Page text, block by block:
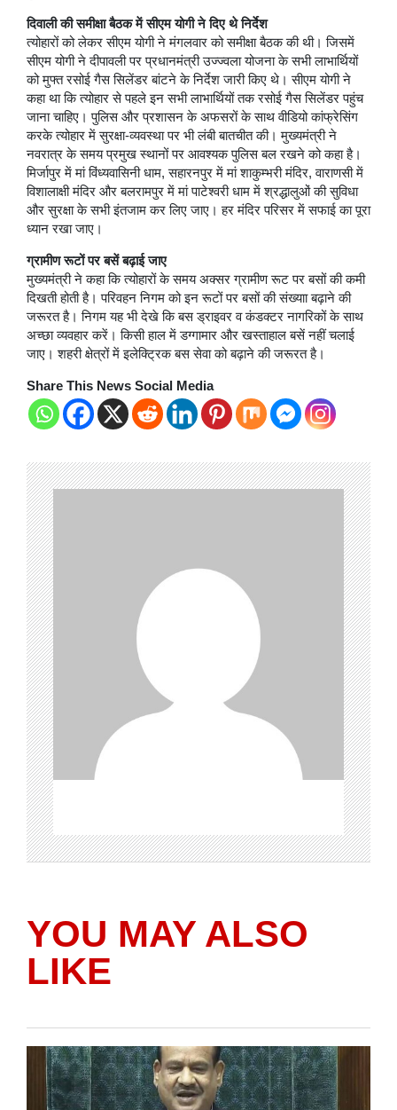
दिवाली की समीक्षा बैठक में सीएम योगी ने दिए थे निर्देश
त्योहारों को लेकर सीएम योगी ने मंगलवार को समीक्षा बैठक की थी। जिसमें
सीएम योगी ने दीपावली पर प्रधानमंत्री उज्ज्वला योजना के सभी लाभार्थियों
को मुफ्त रसोई गैस सिलेंडर बांटने के निर्देश जारी किए थे। सीएम योगी ने
कहा था कि त्योहार से पहले इन सभी लाभार्थियों तक रसोई गैस सिलेंडर पहुंच
जाना चाहिए। पुलिस और प्रशासन के अफसरों के साथ वीडियो कांफ्रेसिंग
करके त्योहार में सुरक्षा-व्यवस्था पर भी लंबी बातचीत की। मुख्यमंत्री ने
नवरात्र के समय प्रमुख स्थानों पर आवश्यक पुलिस बल रखने को कहा है।
मिर्जापुर में मां विंध्यवासिनी धाम, सहारनपुर में मां शाकुम्भरी मंदिर, वाराणसी में
विशालाक्षी मंदिर और बलरामपुर में मां पाटेश्वरी धाम में श्रद्धालुओं की सुविधा
और सुरक्षा के सभी इंतजाम कर लिए जाए। हर मंदिर परिसर में सफाई का पूरा
ध्यान रखा जाए।
ग्रामीण रूटों पर बसें बढ़ाई जाए
मुख्यमंत्री ने कहा कि त्योहारों के समय अक्सर ग्रामीण रूट पर बसों की कमी
दिखती होती है। परिवहन निगम को इन रूटों पर बसों की संख्याा बढ़ाने की
जरूरत है। निगम यह भी देखे कि बस ड्राइवर व कंडक्टर नागरिकों के साथ
अच्छा व्यवहार करें। किसी हाल में डग्गामार और खस्ताहाल बसें नहीं चलाई
जाए। शहरी क्षेत्रों में इलेक्ट्रिक बस सेवा को बढ़ाने की जरूरत है।
Share This News Social Media
YOU MAY ALSO
LIKE